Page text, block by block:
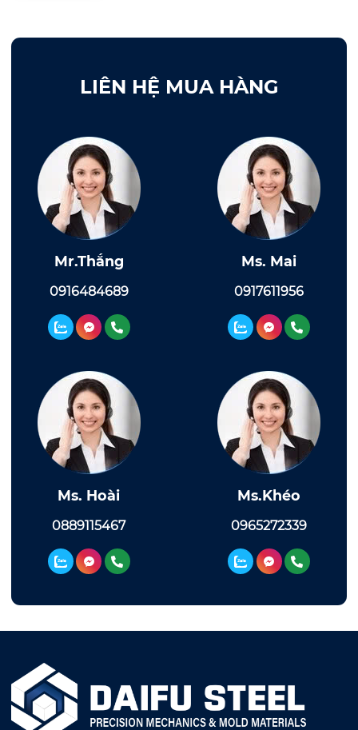
LIÊN HỆ MUA HÀNG
Mr.Thắng
0916484689
Ms. Mai
0917611956
Ms. Hoài
0889115467
Ms.Khéo
0965272339